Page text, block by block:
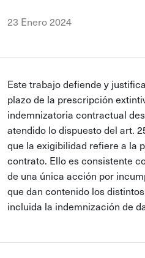
23 Enero 2024
Este trabajo defiende y
plazo de la prescripción
indemnizatoria contractual
atendido lo dispuesto del art.
que la exigibilidad refiere a la
contrato. Ello es consistente
de una única acción por
que dan contenido los
incluida la indemnización de